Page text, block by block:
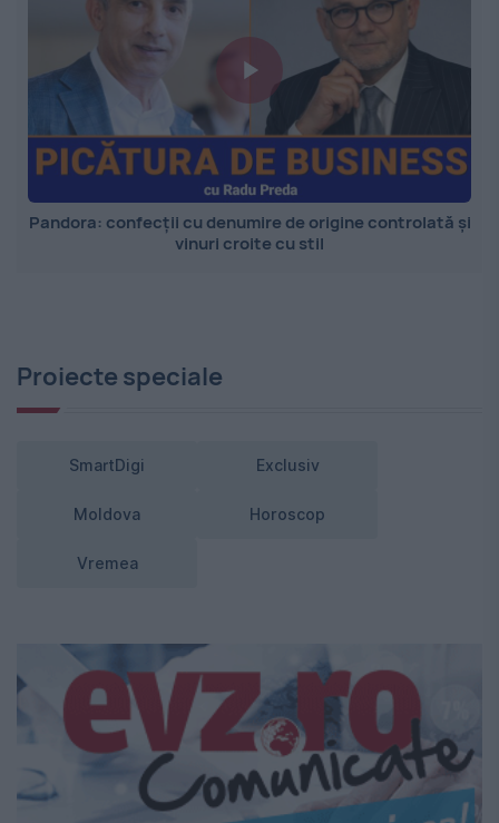
Pandora: confecții cu denumire de origine controlată și
vinuri croite cu stil
Proiecte speciale
SmartDigi Exclusiv
Moldova Horoscop
Vremea